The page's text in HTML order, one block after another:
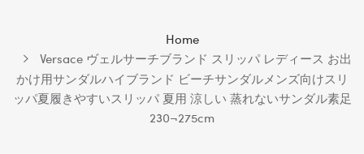
Home
Versace ヴェルサーチブランド スリッパ レディース お出
かけ用サンダルハイブランド ビーチサンダルメンズ向けスリ
ッパ夏履きやすいスリッパ 夏用 涼しい 蒸れないサンダル素足
230¬275cm